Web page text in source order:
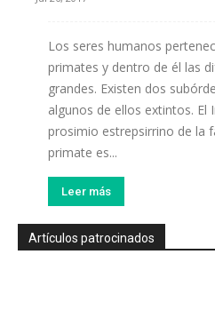
Los seres humanos
primates y dentro de él las
grandes. Existen dos
algunos de ellos extintos.
prosimio estrepsirrino de la
primate es...
Leer más
Artículos patrocinados